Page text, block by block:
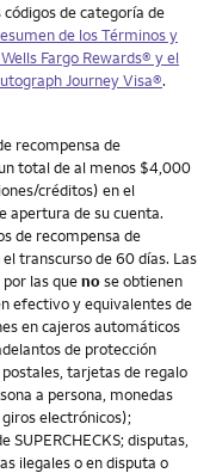
de categoría de
de los Términos y
Fargo Rewards® y el
Journey Visa®.
recompensa de
total de al menos $4,000
créditos) en el
apertura de su cuenta.
de recompensa de
transcurso de 60 días. Las
las quenose obtienen
efectivo y equivalentes de
en cajeros automáticos
de protección
tarjetas de regalo
a persona, monedas
electrónicos);
disputas,
ilegales o en disputa o